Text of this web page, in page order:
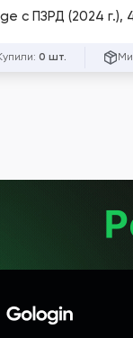
с ПЗРД (2024 г.),
0 шт.